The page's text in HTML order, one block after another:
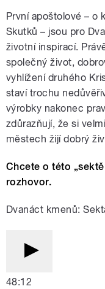
První apoštolové – o
Skutků – jsou pro
životní inspirací.
společný život,
vyhlížení druhého
staví trochu
výrobky nakonec
zdůrazňují, že si
městech žijí dobrý
Chcete o této
rozhovor.
Dvanáct kmenů:
48:12